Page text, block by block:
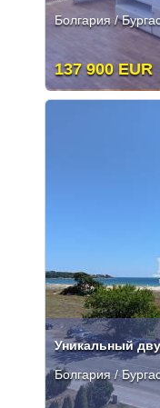
Болгария /
137 900 EUR
Болгария /